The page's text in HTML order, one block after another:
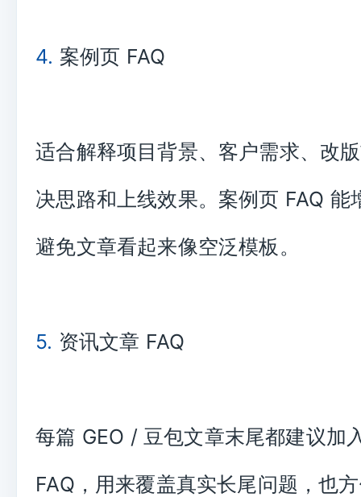
4. 案例页 FAQ
适合解释项目背景、客户需求、改
决思路和上线效果。案例页 FAQ 能
避免文章看起来像空泛模板。
5. 资讯文章 FAQ
每篇 GEO / 豆包文章末尾都建议加
FAQ，用来覆盖真实长尾问题，也